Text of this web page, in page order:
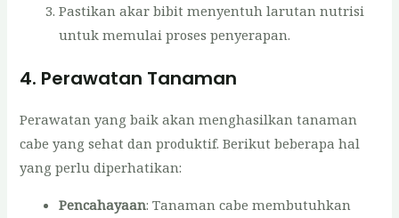
Pastikan akar bibit menyentuh larutan nutrisi
untuk memulai proses penyerapan.
4. Perawatan Tanaman
Perawatan yang baik akan menghasilkan tanaman
cabe yang sehat dan produktif. Berikut beberapa hal
yang perlu diperhatikan:
Pencahayaan: Tanaman cabe membutuhkan